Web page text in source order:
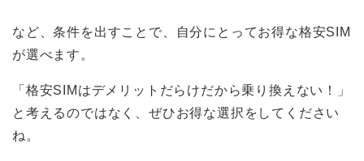
など、条件を出すことで、自分にとってお得な格安SIM
が選べます。
「格安SIMはデメリットだらけだから乗り換えない！」
と考えるのではなく、ぜひお得な選択をしてください
ね。